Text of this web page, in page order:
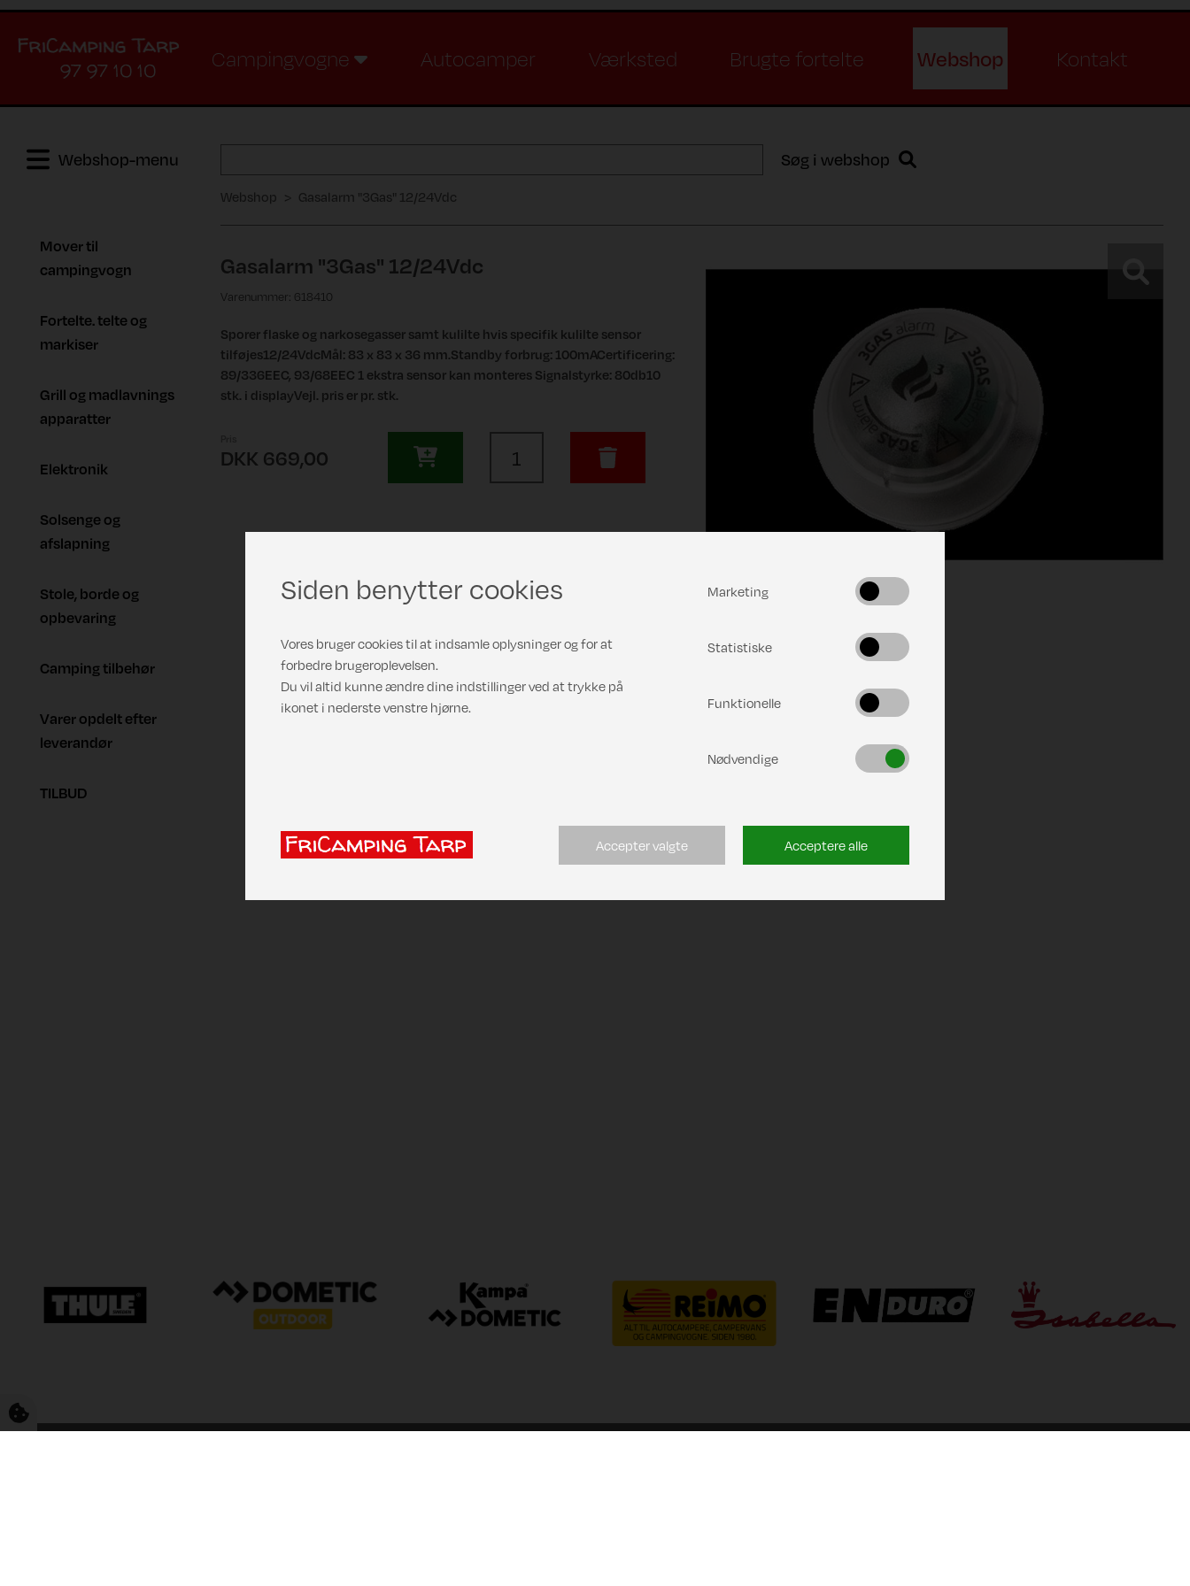
97 97 10 10
Campingvogne Autocamper Værksted Brugte fortelte Webshop Kontakt
Webshop-menu Søg i webshop
Webshop Gasalarm "3Gas" 12/24Vdc
Mover til
campingvogn
Fortelte. telte og
markiser
Grill og madlavnings
apparatter
Elektronik
Solsenge og
afslapning
Stole, borde og
opbevaring
Camping tilbehør
Varer opdelt efter
leverandør
TILBUD
Gasalarm "3Gas" 12/24Vdc
Varenummer: 618410
Sporer flaske og narkosegasser samt kulilte hvis specifik kulilte sensor
tilføjes12/24VdcMål: 83 x 83 x 36 mm.Standby forbrug: 100mACertificering:
89/336EEC, 93/68EEC 1 ekstra sensor kan monteres Signalstyrke: 80db10
stk. i displayVejl. pris er pr. stk.
DKK 669,00
Siden benytter cookies
Vores bruger cookies til at indsamle oplysninger og for at
forbedre brugeroplevelsen.
Du vil altid kunne ændre dine indstillinger ved at trykke på
ikonet i nederste venstre hjørne.
Marketing
Statistiske
Funktionelle
Nødvendige
Accepter valgte Acceptere alle